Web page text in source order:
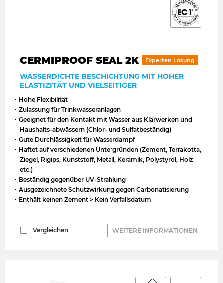
CERMIPROOF SEAL 2K Experten Lösung
WASSERDICHTE BESCHICHTUNG MIT HOHER
ELASTIZITÄT UND VIELSEITIGER
Hohe Flexibilität
Zulassung für Trinkwasseranlagen
Geeignet für den Kontakt mit Wasser aus Klärwerken und
Haushalts-abwässern (Chlor- und Sulfatbeständig)
Gute Durchlässigkeit für Wasserdampf
Haftet auf verschiedenen Untergründen (Zement, Terrakotta,
Ziegel, Rigips, Kunststoff, Metall, Keramik, Polystyrol, Holz
etc.)
Beständig gegenüber UV-Strahlung
Ausgezeichnete Schutzwirkung gegen Carbonatisierung
Enthält keinen Zement > Kein Verfallsdatum
WEITERE INFORMATIONEN
Vergleichen